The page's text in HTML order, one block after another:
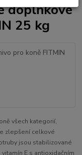
doplňkové
25 kg
všech kategorií,
zlepšení celkové
jsou stabilizované
E s antioxidačním